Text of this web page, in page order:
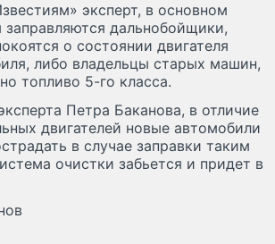
эксперт, в основном
дальнобойщики,
о состоянии двигателя
либо владельцы старых машин,
топливо 5-го класса.
Петра Баканова, в отличие
двигателей новые автомобили
в случае заправки таким
очистки забьется и придет в